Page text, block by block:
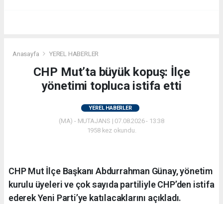
Anasayfa YEREL HABERLER
CHP Mut’ta büyük kopuş: İlçe
yönetimi topluca istifa etti
YEREL HABERLER
(MA) - MUTAJANS | 07.08.2026 - 13:38
1958 kez okundu.
CHP Mut İlçe Başkanı Abdurrahman Günay, yönetim
kurulu üyeleri ve çok sayıda partiliyle CHP’den istifa
ederek Yeni Parti’ye katılacaklarını açıkladı.